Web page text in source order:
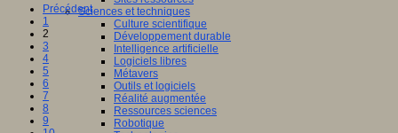
Sciences et techniques
Culture scientifique
Développement durable
Intelligence artificielle
Logiciels libres
Métavers
Outils et logiciels
Réalité augmentée
Ressources sciences
Robotique
Précédent
1
2
3
4
5
6
7
8
9